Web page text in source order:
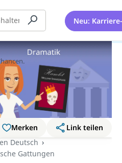
Neu:
Merken
Link teilen
Deutsch
Gattungen